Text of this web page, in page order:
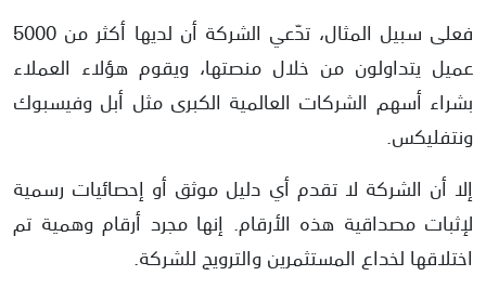
فعلى سبيل المثال، تدّعي الشركة أن لديها أكثر من 5000
عميل يتداولون من خلال منصتها، ويقوم هؤلاء العملاء
بشراء أسهم الشركات العالمية الكبرى مثل أبل وفيسبوك
ونتفليكس.
إلا أن الشركة لا تقدم أي دليل موثق أو إحصائيات رسمية
لإثبات مصداقية هذه الأرقام. إنها مجرد أرقام وهمية تم
اختلاقها لخداع المستثمرين والترويج للشركة.